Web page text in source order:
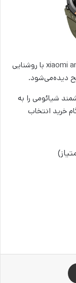
ساعت هوشمند شیائومی مدلxiaomi amazfit T-REX 2 با روشنایی
هوشمند شیائومی را به
خرید انتخاب